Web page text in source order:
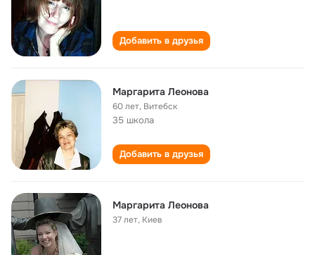
Добавить в друзья
Маргарита Леонова
60 лет, Витебск
35 школа
Добавить в друзья
Маргарита Леонова
37 лет, Киев